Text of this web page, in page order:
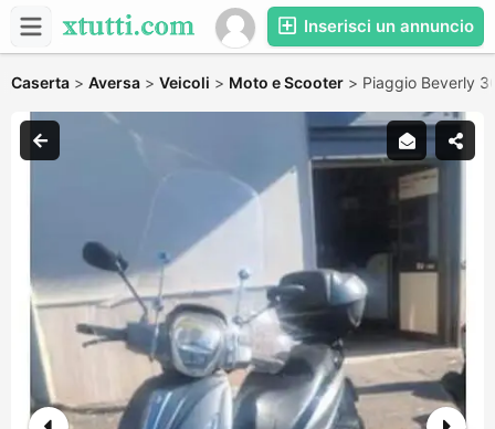
Inserisci un annuncio
Caserta > Aversa > Veicoli > Moto e Scooter > Piaggio Beverly